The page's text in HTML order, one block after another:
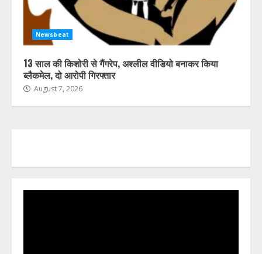
Newsbeat
13 साल की किशोरी से गैंगरेप, अश्लील वीडियो बनाकर किया
ब्लैकमेल, दो आरोपी गिरफ्तार
August 7, 2026